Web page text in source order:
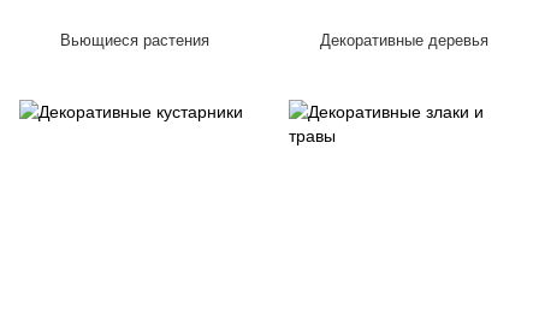
Вьющиеся растения Декоративные деревья